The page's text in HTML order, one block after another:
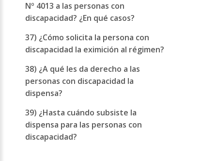
Nº 4013 a las personas con
discapacidad? ¿En qué casos?
37) ¿Cómo solicita la persona con
discapacidad la eximición al régimen?
38) ¿A qué les da derecho a las
personas con discapacidad la
dispensa?
39) ¿Hasta cuándo subsiste la
dispensa para las personas con
discapacidad?